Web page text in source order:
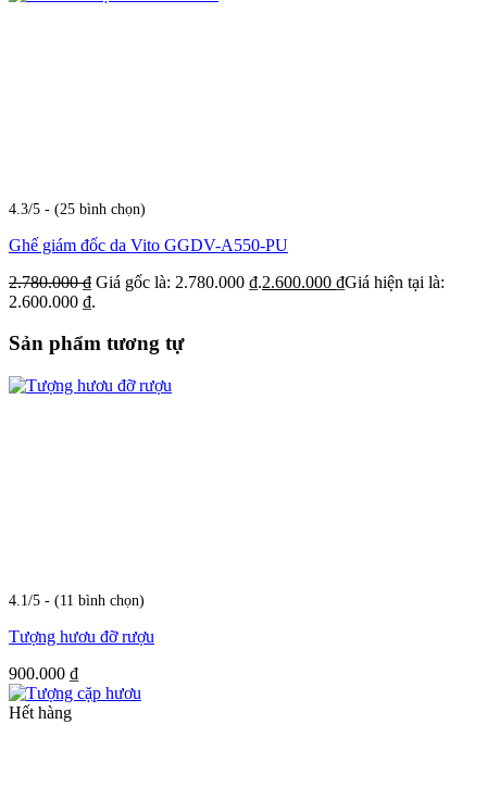
4.3/5 - (25 bình chọn)
Ghế giám đốc da Vito GGDV-A550-PU
2.780.000₫ Giá gốc là: 2.780.000 ₫.2.600.000 ₫Giá hiện tại là:
2.600.000 ₫.
Sản phẩm tương tự
4.1/5 - (11 bình chọn)
Tượng hươu đỡ rượu
900.000 ₫
Hết hàng